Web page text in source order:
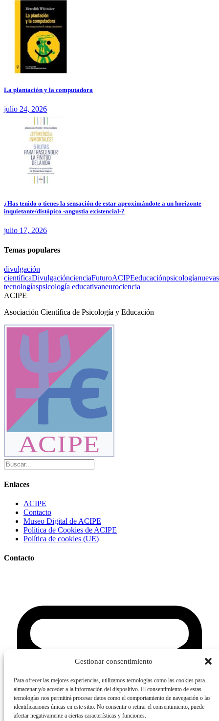
Gestionar consentimiento
Para ofrecer las mejores experiencias, utilizamos tecnologías como las cookies para
almacenar y/o acceder a la información del dispositivo. El consentimiento de estas
tecnologías nos permitirá procesar datos como el comportamiento de navegación o las
identificaciones únicas en este sitio. No consentir o retirar el consentimiento, puede
afectar negativamente a ciertas características y funciones.
La plantación y la computadora
julio 24, 2026
¿Has tenido o tienes la sensación de estar aproximándote a un horizonte
inquietante/distópico -angustia existencial-?
julio 17, 2026
Temas populares
divulgación
científicaDivulgacióncienciaFuturoACIPEeducaciónpsicologíanuevas
tecnologíaspsicología educativaneurociencia
ACIPE
Asociación Científica de Psicología y Educación
ACIPE
Enlaces
ACIPE
Contacto
Museo Digital de ACIPE
Política de Cookies de ACIPE
Política de cookies (UE)
Contacto